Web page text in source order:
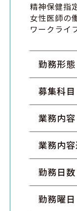
精神保健指
女性医師の
ワークライ
勤務形態
募集科目
業務内容
業務内
勤務日数
勤務曜日